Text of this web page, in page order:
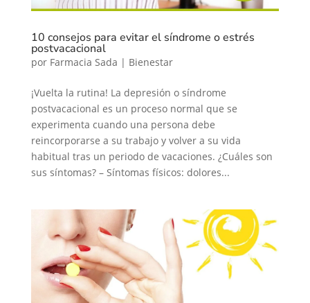
10 consejos para evitar el síndrome o estrés
postvacacional
por Farmacia Sada | Bienestar
¡Vuelta la rutina! La depresión o síndrome
postvacacional es un proceso normal que se
experimenta cuando una persona debe
reincorporarse a su trabajo y volver a su vida
habitual tras un periodo de vacaciones. ¿Cuáles son
sus síntomas? – Síntomas físicos: dolores...